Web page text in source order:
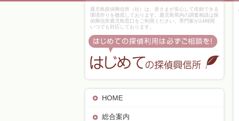
鹿児島探偵興信所（社）は、皆さまが安心して依頼できる
環境作りを徹底しております。鹿児島県内の調査相談は探
偵興信所鹿児島窓口をご利用ください。専門家が24時間
いつでも対応しております。
HOME
総合案内